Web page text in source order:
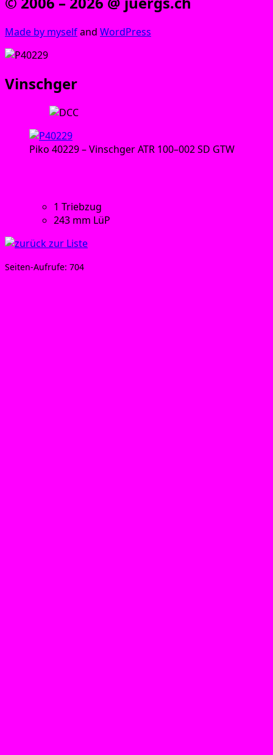
Made by mys­elfand Word­Press
Vinschger
Piko 40229 – Vinschger ATR 100–002 SD GTW
1 Trieb­zug
243 mm LüP
Sei­ten-Auf­ru­fe: 704